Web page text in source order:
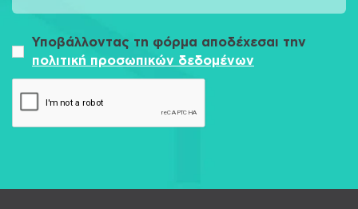
Υποβάλλοντας τη φόρμα αποδέχεσαι την
πολιτική προσωπικών δεδομένων